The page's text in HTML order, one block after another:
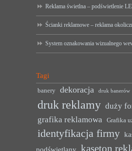
Reklama świetlna – podświetlenie
Ścianki reklamowe – reklama
System oznakowania wizualnego
Tagi
banery dekoracja druk banerów
druk reklamy duży
grafika reklamowa Grafika
identyfikacja firmy
podświetlany kaseton